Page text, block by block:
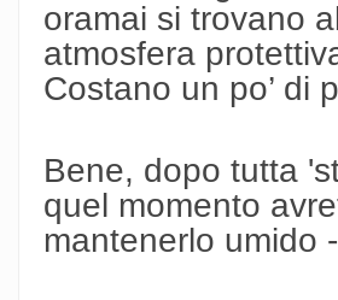
oramai si trovano
atmosfera
Costano un po’ di
Bene, dopo tutta
quel momento
mantenerlo umido